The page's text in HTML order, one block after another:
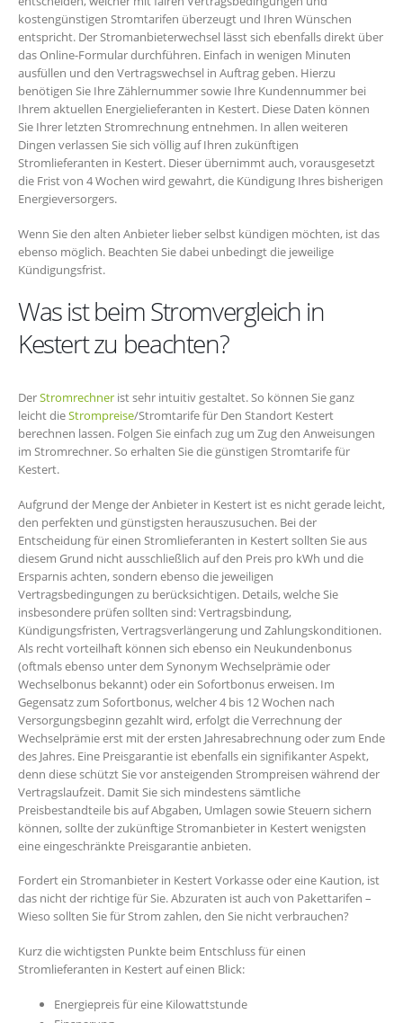
kostengünstigen Stromtarifen überzeugt und Ihren Wünschen
entspricht. Der Stromanbieterwechsel lässt sich ebenfalls direkt über
das Online-Formular durchführen. Einfach in wenigen Minuten
ausfüllen und den Vertragswechsel in Auftrag geben. Hierzu
benötigen Sie Ihre Zählernummer sowie Ihre Kundennummer bei
Ihrem aktuellen Energielieferanten in Kestert. Diese Daten können
Sie Ihrer letzten Stromrechnung entnehmen. In allen weiteren
Dingen verlassen Sie sich völlig auf Ihren zukünftigen
Stromlieferanten in Kestert. Dieser übernimmt auch, vorausgesetzt
die Frist von 4 Wochen wird gewahrt, die Kündigung Ihres bisherigen
Energieversorgers.
Wenn Sie den alten Anbieter lieber selbst kündigen möchten, ist das
ebenso möglich. Beachten Sie dabei unbedingt die jeweilige
Kündigungsfrist.
Was ist beim Stromvergleich in
Kestert zu beachten?
DerStromrechner ist sehr intuitiv gestaltet. So können Sie ganz
leicht dieStrompreise/Stromtarife für Den Standort Kestert
berechnen lassen. Folgen Sie einfach zug um Zug den Anweisungen
im Stromrechner. So erhalten Sie die günstigen Stromtarife für
Kestert.
Aufgrund der Menge der Anbieter in Kestert ist es nicht gerade leicht,
den perfekten und günstigsten herauszusuchen. Bei der
Entscheidung für einen Stromlieferanten in Kestert sollten Sie aus
diesem Grund nicht ausschließlich auf den Preis pro kWh und die
Ersparnis achten, sondern ebenso die jeweiligen
Vertragsbedingungen zu berücksichtigen. Details, welche Sie
insbesondere prüfen sollten sind: Vertragsbindung,
Kündigungsfristen, Vertragsverlängerung und Zahlungskonditionen.
Als recht vorteilhaft können sich ebenso ein Neukundenbonus
(oftmals ebenso unter dem Synonym Wechselprämie oder
Wechselbonus bekannt) oder ein Sofortbonus erweisen. Im
Gegensatz zum Sofortbonus, welcher 4 bis 12 Wochen nach
Versorgungsbeginn gezahlt wird, erfolgt die Verrechnung der
Wechselprämie erst mit der ersten Jahresabrechnung oder zum Ende
des Jahres. Eine Preisgarantie ist ebenfalls ein signifikanter Aspekt,
denn diese schützt Sie vor ansteigenden Strompreisen während der
Vertragslaufzeit. Damit Sie sich mindestens sämtliche
Preisbestandteile bis auf Abgaben, Umlagen sowie Steuern sichern
können, sollte der zukünftige Stromanbieter in Kestert wenigsten
eine eingeschränkte Preisgarantie anbieten.
Fordert ein Stromanbieter in Kestert Vorkasse oder eine Kaution, ist
das nicht der richtige für Sie. Abzuraten ist auch von Pakettarifen –
Wieso sollten Sie für Strom zahlen, den Sie nicht verbrauchen?
Kurz die wichtigsten Punkte beim Entschluss für einen
Stromlieferanten in Kestert auf einen Blick:
Energiepreis für eine Kilowattstunde